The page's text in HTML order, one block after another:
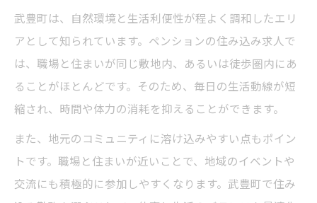
武豊町は、自然環境と生活利便性が程よく調和したエリ
アとして知られています。ペンションの住み込み求人で
は、職場と住まいが同じ敷地内、あるいは徒歩圏内にあ
ることがほとんどです。そのため、毎日の生活動線が短
縮され、時間や体力の消耗を抑えることができます。
また、地元のコミュニティに溶け込みやすい点もポイン
トです。職場と住まいが近いことで、地域のイベントや
交流にも積極的に参加しやすくなります。武豊町で住み